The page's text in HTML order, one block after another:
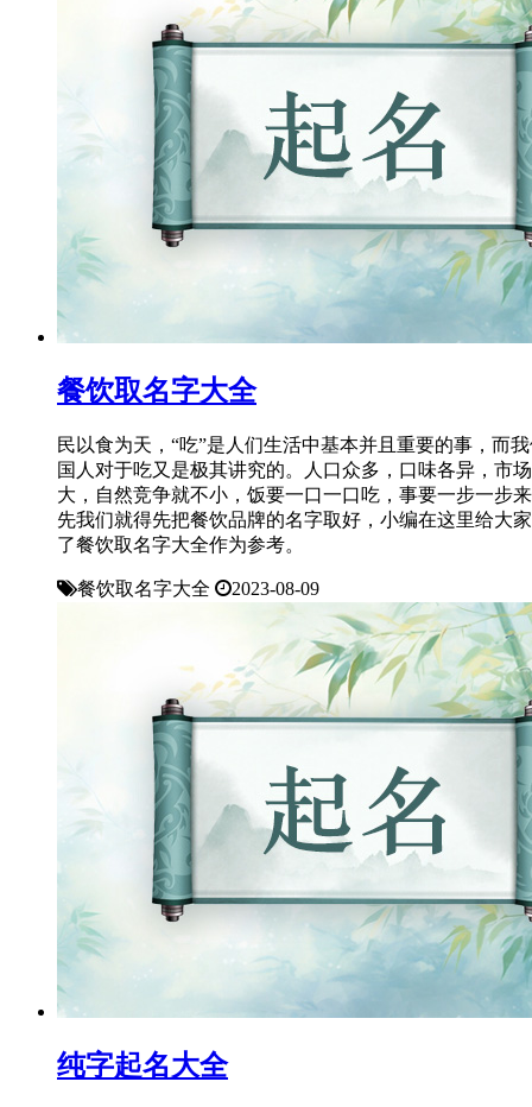
餐饮取名字大全
民以食为天，“吃”是人们生活中基本并且重要的事，而
国人对于吃又是极其讲究的。人口众多，口味各异，市
大，自然竞争就不小，饭要一口一口吃，事要一步一步
先我们就得先把餐饮品牌的名字取好，小编在这里给大
了餐饮取名字大全作为参考。
餐饮取名字大全 2023-08-09
纯字起名大全